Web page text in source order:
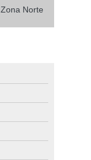
Zona Norte